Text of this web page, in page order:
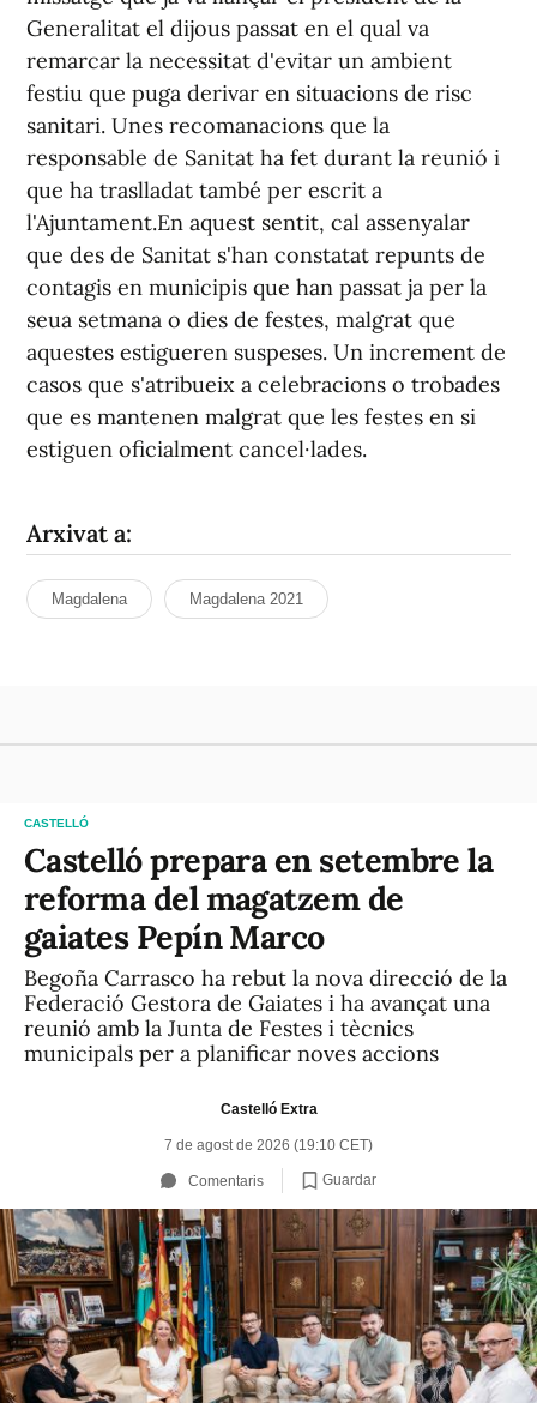
Generalitat el dijous passat en el qual va
remarcar la necessitat d'evitar un ambient
festiu que puga derivar en situacions de risc
sanitari. Unes recomanacions que la
responsable de Sanitat ha fet durant la reunió i
que ha traslladat també per escrit a
l'Ajuntament.En aquest sentit, cal assenyalar
que des de Sanitat s'han constatat repunts de
contagis en municipis que han passat ja per la
seua setmana o dies de festes, malgrat que
aquestes estigueren suspeses. Un increment de
casos que s'atribueix a celebracions o trobades
que es mantenen malgrat que les festes en si
estiguen oficialment cancel·lades.
Arxivat a:
Magdalena Magdalena 2021
CASTELLÓ
Castelló prepara en setembre la
reforma del magatzem de
gaiates Pepín Marco
Begoña Carrasco ha rebut la nova direcció de la
Federació Gestora de Gaiates i ha avançat una
reunió amb la Junta de Festes i tècnics
municipals per a planificar noves accions
Castelló Extra
7 de agost de 2026 (19:10 CET)
Comentaris Guardar